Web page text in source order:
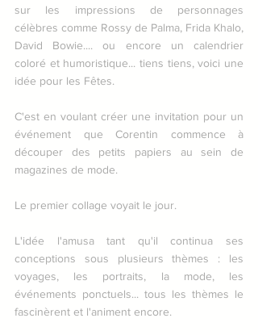
sur les impressions de personnages
célèbres comme Rossy de Palma, Frida Khalo,
David Bowie.... ou encore un calendrier
coloré et humoristique... tiens tiens, voici une
idée pour les Fêtes.
C'est en voulant créer une invitation pour un
événement que Corentin commence à
découper des petits papiers au sein de
magazines de mode.
Le premier collage voyait le jour.
L'idée l'amusa tant qu'il continua ses
conceptions sous plusieurs thèmes : les
voyages, les portraits, la mode, les
événements ponctuels... tous les thèmes le
fascinèrent et l'animent encore.